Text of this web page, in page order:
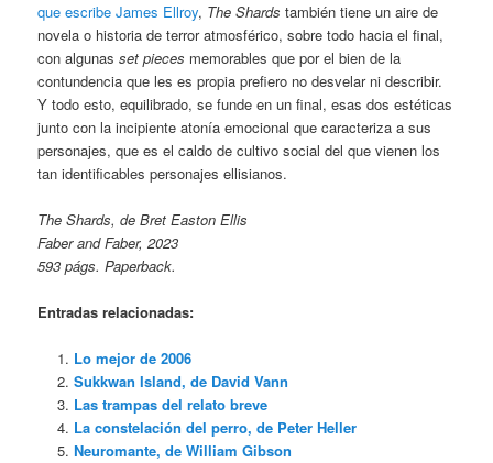
que escribe James Ellroy, The Shards también tiene un aire de
novela o historia de terror atmosférico, sobre todo hacia el final,
con algunasset pieces memorables que por el bien de la
contundencia que les es propia prefiero no desvelar ni describir.
Y todo esto, equilibrado, se funde en un final, esas dos estéticas
junto con la incipiente atonía emocional que caracteriza a sus
personajes, que es el caldo de cultivo social del que vienen los
tan identificables personajes ellisianos.
The Shards, de Bret Easton Ellis
Faber and Faber, 2023
593 págs. Paperback.
Entradas relacionadas:
Lo mejor de 2006
Sukkwan Island, de David Vann
Las trampas del relato breve
La constelación del perro, de Peter Heller
Neuromante, de William Gibson